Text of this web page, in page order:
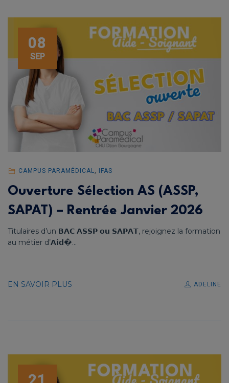
08
SEP
CAMPUS PARAMÉDICAL, IFAS
Ouverture Sélection AS (ASSP,
SAPAT) – Rentrée Janvier 2026
Titulaires d’un 𝗕𝗔𝗖 𝗔𝗦𝗦𝗣 𝗼𝘂 𝗦𝗔𝗣𝗔𝗧, rejoignez la formation
au métier d’𝗔𝗶𝗱�...
EN SAVOIR PLUS ADELINE